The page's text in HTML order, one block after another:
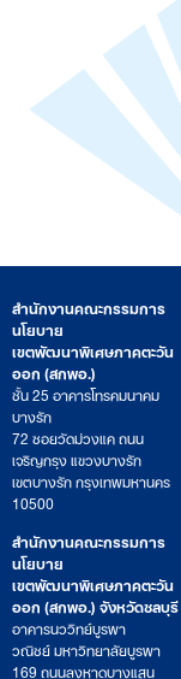
สำนักงานคณะกรรมการ
นโยบาย
เขตพัฒนาพิเศษภาคตะวัน
ออก (สกพอ.)
ชั้น 25 อาคารโทรคมนาคม
บางรัก
72 ซอยวัดม่วงแค ถนน
เจริญกรุง แขวงบางรัก
เขตบางรัก กรุงเทพมหานคร
10500
สำนักงานคณะกรรมการ
นโยบาย
เขตพัฒนาพิเศษภาคตะวัน
ออก (สกพอ.) จังหวัดชลบุรี
อาคารนววิทย์บูรพา
วณิชย์ มหาวิทยาลัยบูรพา
169 ถนนลงหาดบางแสน